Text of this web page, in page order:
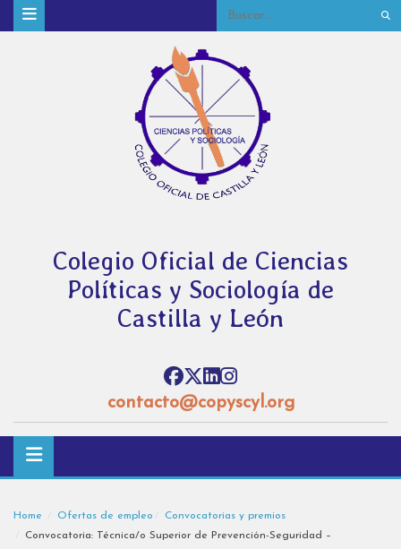
Colegio Oficial de Ciencias
Políticas y Sociología de
Castilla y León
contacto@copyscyl.org
Home Ofertas de empleo
Convocatorias y premios
Convocatoria: Técnica/o Superior de Prevención-Seguridad –